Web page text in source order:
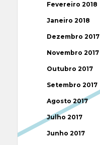
Fevereiro 2018
Janeiro 2018
Dezembro 2017
Novembro 2017
Outubro 2017
Setembro 2017
Agosto 2017
Julho 2017
Junho 2017